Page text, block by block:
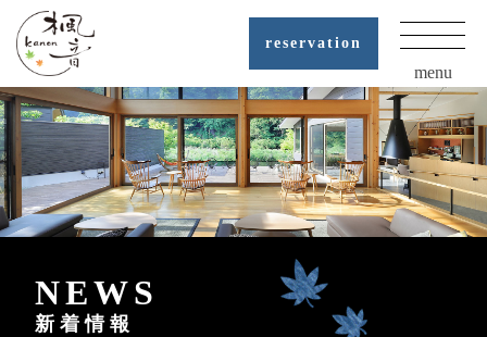
reservation
menu
NEWS
新着情報